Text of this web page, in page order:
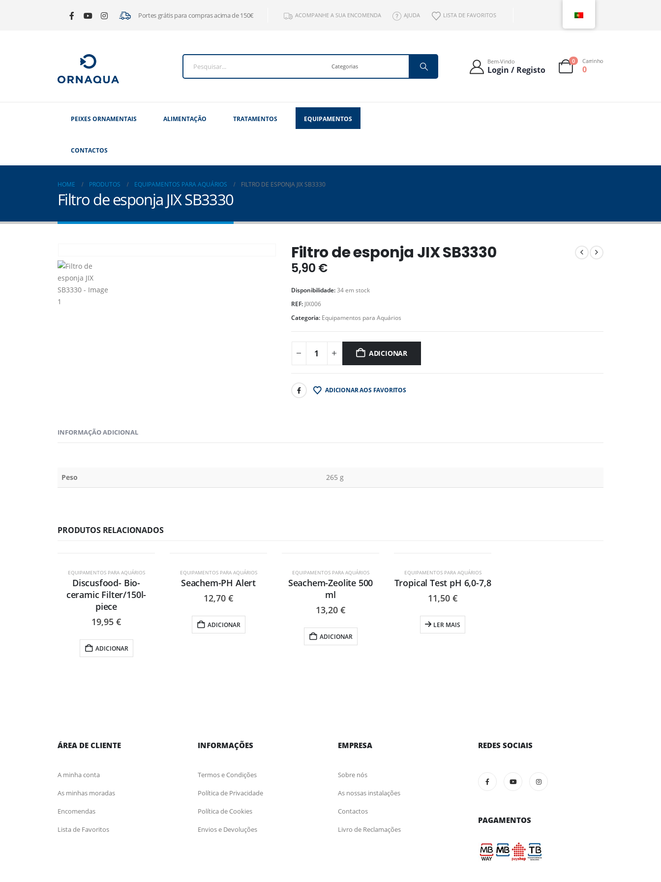
Portes grátis para compras acima de 150€ ACOMPANHE A SUA ENCOMENDA AJUDA LISTA DE FAVORITOS
Bem-Vindo
Login / Registo
0 Carrinho
0
PEIXES ORNAMENTAIS ALIMENTAÇÃO TRATAMENTOS EQUIPAMENTOS
CONTACTOS
HOME PRODUTOS EQUIPAMENTOS PARA AQUÁRIOS FILTRO DE ESPONJA JIX SB3330
Filtro de esponja JIX SB3330
Filtro de esponja JIX SB3330
5,90 €
Disponibilidade:34 em stock
REF: JIX006
Categoria: Equipamentos para Aquários
ADICIONAR
ADICIONAR AOS FAVORITOS
INFORMAÇÃO ADICIONAL
Peso 265 g
PRODUTOS RELACIONADOS
EQUIPAMENTOS PARA AQUÁRIOS
Discusfood- Bio-
ceramic Filter/150l-
piece
19,95 €
ADICIONAR
EQUIPAMENTOS PARA AQUÁRIOS
Seachem-PH Alert
12,70 €
ADICIONAR
EQUIPAMENTOS PARA AQUÁRIOS
Seachem-Zeolite 500
ml
13,20 €
ADICIONAR
EQUIPAMENTOS PARA AQUÁRIOS
Tropical Test pH 6,0-7,8
11,50 €
LER MAIS
ÁREA DE CLIENTE
A minha conta
As minhas moradas
Encomendas
Lista de Favoritos
INFORMAÇÕES
Termos e Condições
Política de Privacidade
Política de Cookies
Envios e Devoluções
EMPRESA
Sobre nós
As nossas instalações
Contactos
Livro de Reclamações
REDES SOCIAIS
PAGAMENTOS